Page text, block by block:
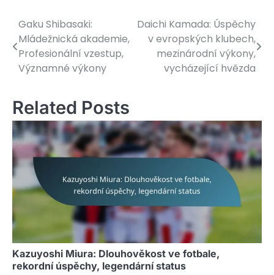
Post
navigation
Gaku Shibasaki:
Mládežnická akademie,
Profesionální vzestup,
Významné výkony
Daichi Kamada: Úspěchy
v evropských klubech,
mezinárodní výkony,
vycházející hvězda
Related Posts
Kazuyoshi Miura: Dlouhověkost ve fotbale,
rekordní úspěchy, legendární status